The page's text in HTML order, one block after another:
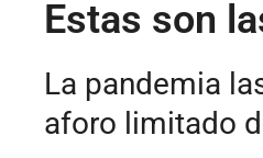
Estas son
La pandemia
aforo limitado